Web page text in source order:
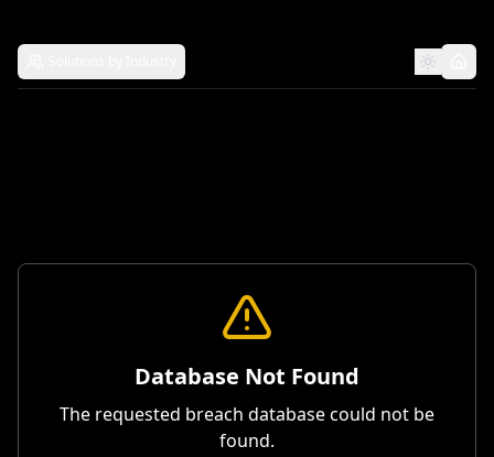
Database Not Found
The requested breach database could not be
found.